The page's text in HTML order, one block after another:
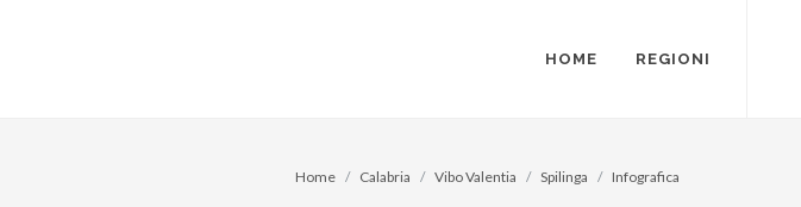
HOME REGIONI
Home Calabria Vibo Valentia Spilinga Infografica